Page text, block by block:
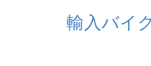
輸入バイ